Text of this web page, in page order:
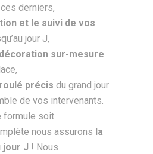
derniers,
et le suivi de vos
jour J,
décoration sur-mesure
précis du grand jour
de vos intervenants.
formule soit
nous assurons la
jour J ! Nous